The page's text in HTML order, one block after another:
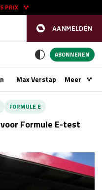
AANMELDEN
PRIX
11 - 13 sep
zo 15:00 - 17:00
24 - 26 sep
ABONNEREN
Max VerstappenMeer
FORMULE E
Formule E-test